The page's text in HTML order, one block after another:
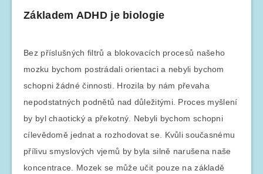
Základem ADHD je biologie
Bez příslušných filtrů a blokovacích procesů našeho
mozku bychom postrádali orientaci a nebyli bychom
schopni žádné činnosti. Hrozila by nám převaha
nepodstatných podnětů nad důležitými. Proces myšlení
by byl chaotický a překotný. Nebyli bychom schopni
cílevědomě jednat a rozhodovat se. Kvůli současnému
přílivu smyslových vjemů by byla silně narušena naše
koncentrace. Mozek se může učit pouze na základě